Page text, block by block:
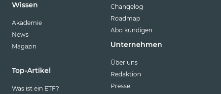
Wissen
Akademie
News
Magazin
Top-Artikel
Was ist ein ETF?
Changelog
Roadmap
Abo kündigen
Unternehmen
Über uns
Redaktion
Presse